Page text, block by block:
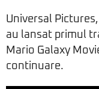
Universal
au lansat primul
Mario Galaxy
continuare.